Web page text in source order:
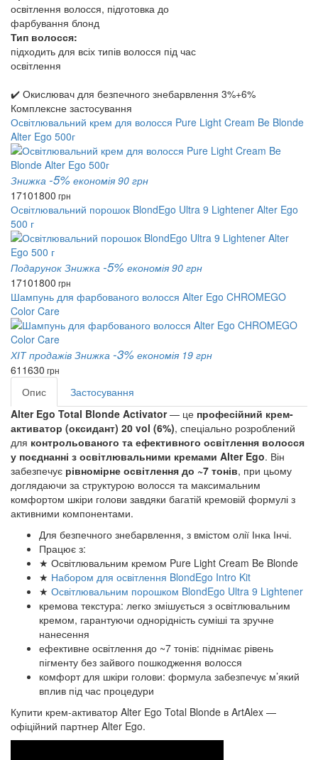
освітлення волосся, підготовка до
фарбування блонд
Тип волосся:
підходить для всіх типів волосся під час
освітлення
✔️ Окислювач для безпечного знебарвлення 3%+6%
Комплексне застосування
Освітлювальний крем для волосся Pure Light Cream Be Blonde
Alter Ego 500г
Знижка -5% економія 90 грн
17101800 грн
Освітлювальний порошок BlondEgo Ultra 9 Lightener Alter Ego
500 г
Подарунок Знижка -5% економія 90 грн
17101800 грн
Шампунь для фарбованого волосся Alter Ego CHROMEGO
Color Care
ХІТ продажів Знижка -3% економія 19 грн
611630 грн
Опис
Застосування
Alter Ego Total Blonde Activator— це професійний крем-
активатор (оксидант) 20 vol (6%), спеціально розроблений
для контрольованого та ефективного освітлення волосся
у поєднанні з освітлювальними кремами Alter Ego. Він
забезпечує рівномірне освітлення до ~7 тонів, при цьому
доглядаючи за структурою волосся та максимальним
комфортом шкіри голови завдяки багатій кремовій формулі з
активними компонентами.
Для безпечного знебарвлення, з вмістом олії Інка Інчі.
Працює з:
★ Освітлювальним кремом Pure Light Cream Be Blonde
★ Набором для освітлення BlondEgo Intro Kit
★ Освітлювальним порошком BlondEgo Ultra 9 Lightener
кремова текстура: легко змішується з освітлювальним
кремом, гарантуючи однорідність суміші та зручне
нанесення
ефективне освітлення до ~7 тонів: піднімає рівень
пігменту без зайвого пошкодження волосся
комфорт для шкіри голови: формула забезпечує м’який
вплив під час процедури
Купити крем-активатор Alter Ego Total Blonde в ArtAlex —
офіційний партнер Alter Ego.